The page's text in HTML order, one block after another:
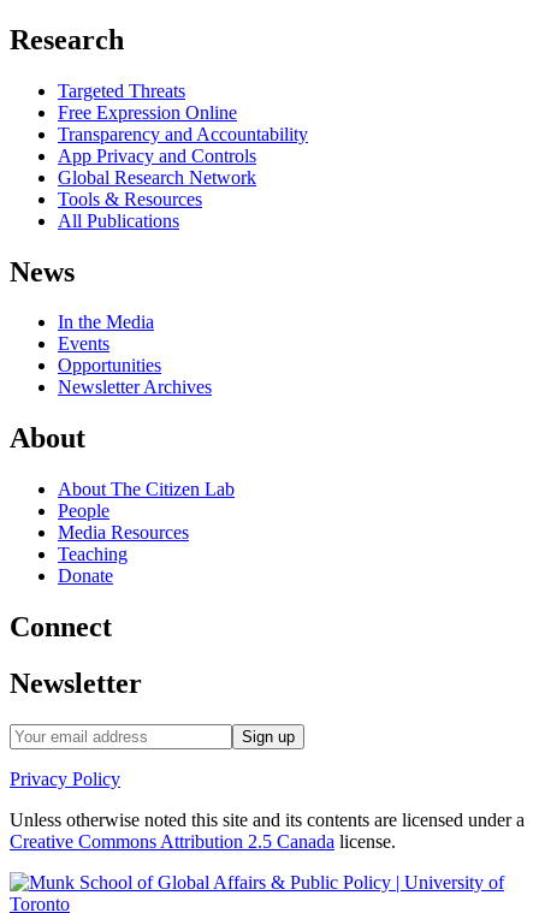
Research
Targeted Threats
Free Expression Online
Transparency and Accountability
App Privacy and Controls
Global Research Network
Tools & Resources
All Publications
News
In the Media
Events
Opportunities
Newsletter Archives
About
About The Citizen Lab
People
Media Resources
Teaching
Donate
Connect
Newsletter
Privacy Policy
Unless otherwise noted this site and its contents are licensed under a
Creative Commons Attribution 2.5 Canada license.